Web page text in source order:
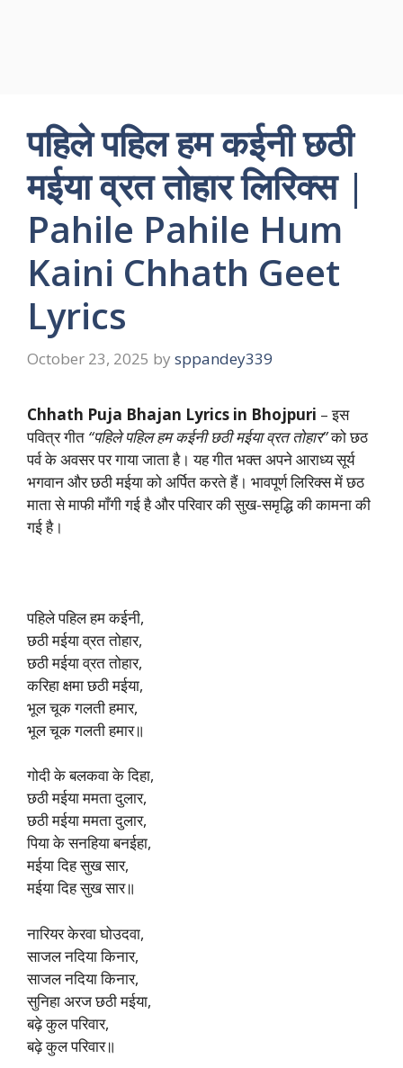
पहिले पहिल हम कईनी छठी
मईया व्रत तोहार लिरिक्स |
Pahile Pahile Hum
Kaini Chhath Geet
Lyrics
October 23, 2025 by sppandey339
Chhath Puja Bhajan Lyrics in Bhojpuri – इस
पवित्र गीत “पहिले पहिल हम कईनी छठी मईया व्रत तोहार”को छठ
पर्व के अवसर पर गाया जाता है। यह गीत भक्त अपने आराध्य सूर्य
भगवान और छठी मईया को अर्पित करते हैं। भावपूर्ण लिरिक्स में छठ
माता से माफी माँगी गई है और परिवार की सुख-समृद्धि की कामना की
गई है।
पहिले पहिल हम कईनी,
छठी मईया व्रत तोहार,
छठी मईया व्रत तोहार,
करिहा क्षमा छठी मईया,
भूल चूक गलती हमार,
भूल चूक गलती हमार॥
गोदी के बलकवा के दिहा,
छठी मईया ममता दुलार,
छठी मईया ममता दुलार,
पिया के सनहिया बनईहा,
मईया दिह सुख सार,
मईया दिह सुख सार॥
नारियर केरवा घोउदवा,
साजल नदिया किनार,
साजल नदिया किनार,
सुनिहा अरज छठी मईया,
बढ़े कुल परिवार,
बढ़े कुल परिवार॥